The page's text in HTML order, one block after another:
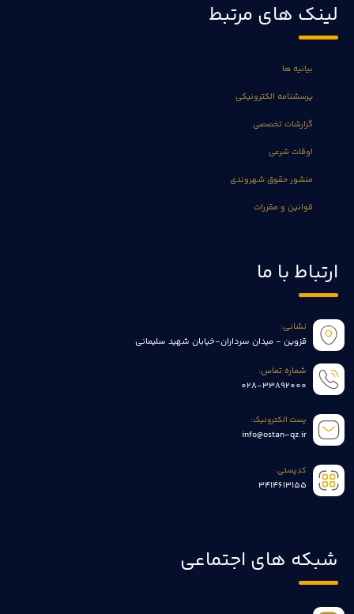
لینک های مرتبط
بیانیه ها
پرسشنامه الکترونیکی
گزارشات تخصصی
اوقات شرعی
منشور حقوق شهروندی
قوانین و مقررات
ارتباط با ما
نشانی:
قزوین - میدان سرداران-خیابان شهید سلیمانی
شماره تماس:
028-33892000
پست الکترونیک:
info@ostan-qz.ir
کدپستی:
3414613155
شبکه های اجتماعی